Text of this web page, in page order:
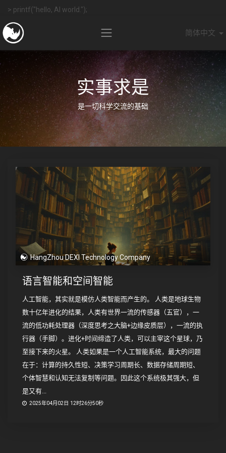
> printf("hello, AI world.");
简体中文
实事求是
是一切科学交流的基础
HangZhou DEXI Technology Company
语言智能和空间智能
人工智能，其实就是模仿人类智能而产生的。 人类是地球生物
数十亿年进化的结果，人类有世界一流的传感器（五官），一
流的低功耗处理器（深度思考之大脑+边缘皮质层），一流的执
行器（手脚）。进化+时间缔造了人类，可以主宰这个星球，乃
至接下来的火星。 人类如果是一个人工智能系统，最大的问题
在于：计算的持久性短、决策学习周期长、数据存储周期短、
个体智慧和认知无法复制等问题。因此这个系统极其强大，但
是又有...
2025年04月02日 12时26分50秒